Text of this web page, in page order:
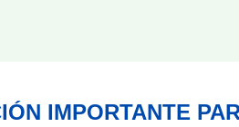
IMPORTANTE